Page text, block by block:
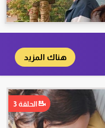
هناك المزيد
الحلقة 3